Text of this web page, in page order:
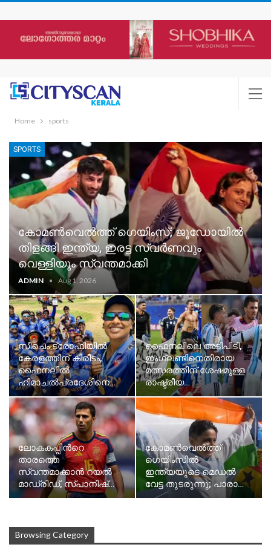
Home sports
SPORTS
കോമൺവെൽത്ത് ഗെയിംസ്; ജൂഡോയിൽ
തിളങ്ങി ഇന്ത്യ, ഇരട്ട സ്വർണവും
വെള്ളിയും സ്വന്തമാക്കി
ADMIN Aug 1, 2026
സീചെം ട്രോഫിയില്‍
കേരളത്തിന് കിരീടം,
ഫൈനലില്‍
ഹിമാചല്‍പ്രദേശിനെ…
ഫൈനലിലെ അടിപിടി,
ഇംഗ്ലണ്ടിനെതിരായ
മത്സരത്തിന് ശേഷമുള്ള
രാഷ്ട്രീയ…
ലോകകപ്പിന്‍റെ
താരത്തെ
സ്വന്തമാക്കാൻ റയല്‍
മാഡ്രിഡ്, സ്പാനിഷ്…
കോമണ്‍വെല്‍ത്ത്
ഗെയിംസില്‍
ഇന്ത്യയുടെ മെഡല്‍
വേട്ട തുടരുന്നു; പാരാ…
Browsing Category